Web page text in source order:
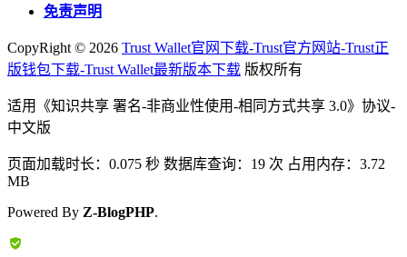
免责声明
CopyRight © 2026 Trust Wallet官网下载-Trust官方网站-Trust正
版钱包下载-Trust Wallet最新版本下载 版权所有
适用《知识共享 署名-非商业性使用-相同方式共享 3.0》协议-
中文版
页面加载时长：0.075 秒 数据库查询：19 次 占用内存：3.72
MB
Powered By Z-BlogPHP.